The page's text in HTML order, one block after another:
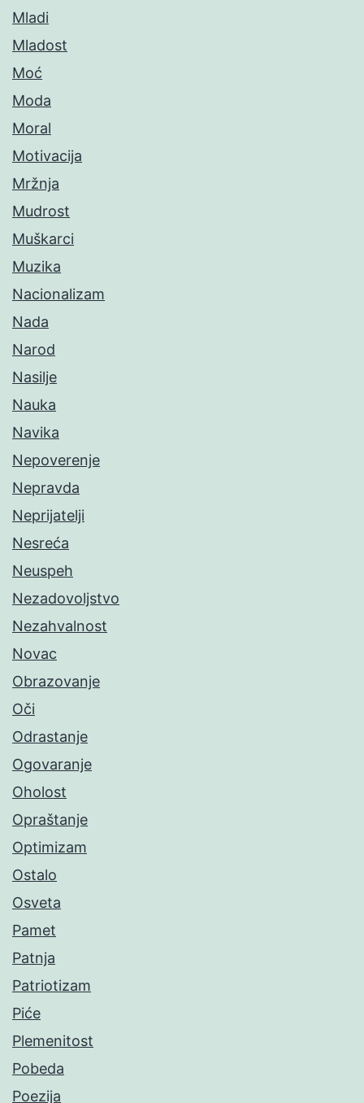
Mladi
Mladost
Moć
Moda
Moral
Motivacija
Mržnja
Mudrost
Muškarci
Muzika
Nacionalizam
Nada
Narod
Nasilje
Nauka
Navika
Nepoverenje
Nepravda
Neprijatelji
Nesreća
Neuspeh
Nezadovoljstvo
Nezahvalnost
Novac
Obrazovanje
Oči
Odrastanje
Ogovaranje
Oholost
Opraštanje
Optimizam
Ostalo
Osveta
Pamet
Patnja
Patriotizam
Piće
Plemenitost
Pobeda
Poezija